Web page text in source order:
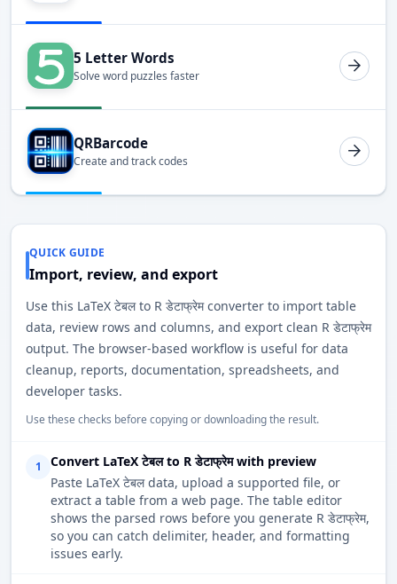
5 Letter Words
Solve word puzzles faster
QRBarcode
Create and track codes
QUICK GUIDE
Import, review, and export
Use this LaTeX टेबल to R डेटाफ्रेम converter to import table
data, review rows and columns, and export clean R डेटाफ्रेम
output. The browser-based workflow is useful for data
cleanup, reports, documentation, spreadsheets, and
developer tasks.
Use these checks before copying or downloading the result.
1
Convert LaTeX टेबल to R डेटाफ्रेम with preview
Paste LaTeX टेबल data, upload a supported file, or
extract a table from a web page. The table editor
shows the parsed rows before you generate R डेटाफ्रेम,
so you can catch delimiter, header, and formatting
issues early.